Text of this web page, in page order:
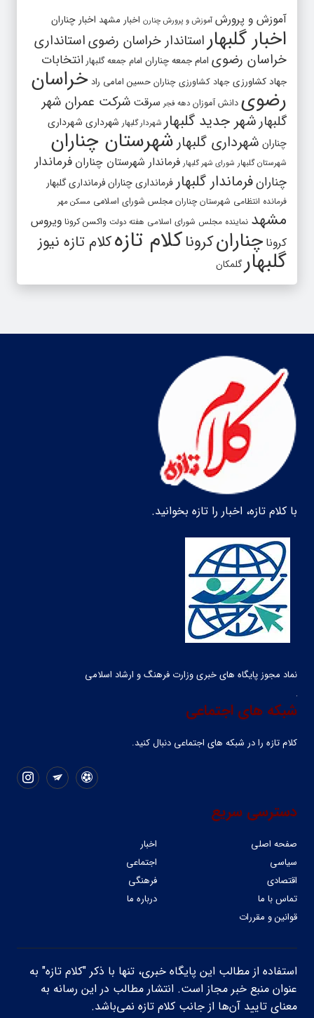
آموزش و پرورش آموزش و پرورش چنارن اخبار مشهد اخبار چناران
اخبار گلبهار استاندار خراسان رضویاستانداری
خراسان رضوی امام جمعه چناران امام جمعه گلبهار انتخابات
جهاد کشاورزی جهاد کشاورزی چناران حسین امامی راد خراسان
رضوی دانش آموزان دهه فجر سرقت شرکت عمران شهر
گلبهارشهر جدید گلبهار شهردار گلبهار شهرداری شهرداری
چناران شهرداری گلبهار شهرستان چناران
شهرستان گلبهار شورای شهر گلبهار فرماندار شهرستان چناران فرماندار
چنارانفرماندار گلبهار فرمانداری چنارانفرمانداری گلبهار
فرمانده انتظامی شهرستان چناران مجلس شورای اسلامی مسکن مهر
مشهد نماینده مجلس شورای اسلامی هفته دولت واکسن کرونا ویروس
کرونا چنارانکروناکلام تازهکلام تازه نیوز
گلبهارگلمکان
با کلام تازه، اخبار را تازه بخوانید.
نماد مجوز پایگاه های خبری وزارت فرهنگ و ارشاد اسلامی
شبکه های اجتماعی
کلام تازه را در شبکه ‌های اجتماعی دنبال کنید.
دسترسی سریع
صفحه اصلی
اخبار
سیاسی
اجتماعی
اقتصادی
فرهنگی
تماس با ما
درباره ما
قوانین و مقررات
استفاده از مطالب این پایگاه خبری، تنها با ذکر "کلام تازه" به
عنوان منبع خبر مجاز است. انتشار مطالب در این رسانه به
معنای تایید آن‌ها از جانب کلام تازه نمی‌باشد.